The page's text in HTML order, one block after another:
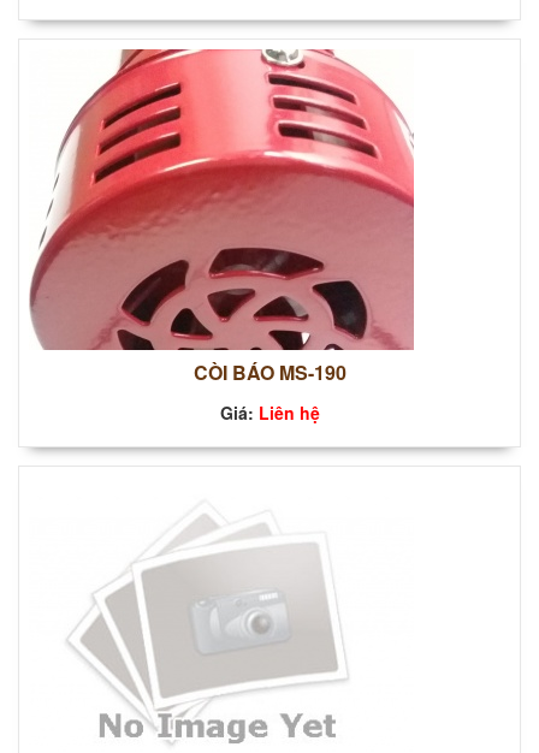
CÒI BÁO MS-190
Giá: Liên hệ